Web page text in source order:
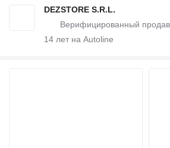
DEZSTORE S.R.L.
14 лет на Autoline